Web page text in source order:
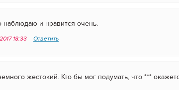
наблюдаю и нравится очень.
18:33 Ответить
жестокий. Кто бы мог подумать, что ***